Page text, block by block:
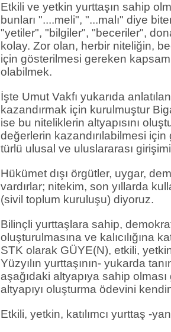
Etkili ve yetkin yurttaşın sahip
bunları "....meli", "...malı" diye
"yetiler", "bilgiler", "beceriler",
kolay. Zor olan, herbir niteliğin,
için gösterilmesi gereken
olabilmek.
İşte Umut Vakfı yukarıda
kazandırmak için kurulmuştur
ise bu niteliklerin altyapısını
değerlerin kazandırılabilmesi
türlü ulusal ve uluslararası
Hükümet dışı örgütler, uygar,
vardırlar; nitekim, son yıllarda
(sivil toplum kuruluşu) diyoruz.
Bilinçli yurttaşlara sahip,
oluşturulmasına ve kalıcılığına
STK olarak GÜYE(N), etkili,
Yüzyılın yurttaşının- yukarda
aşağıdaki altyapıya sahip
altyapıyı oluşturma ödevini
Etkili, yetkin, katılımcı yurttaş -